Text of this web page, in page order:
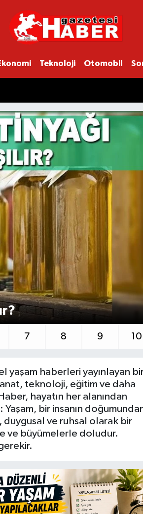
Teknoloji Otomobil
7 8 9 10
yaşam haberleri yayınlayan
teknoloji, eğitim ve daha
hayatın her alanından
bir insanın
duygusal ve ruhsal olarak bir
ve büyümelerle doludur.